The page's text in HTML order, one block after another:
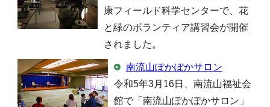
康フィールド科学センターで、花
と緑のボランティア講習会が開催
されました。
南流山ぽかぽかサロン
令和5年3月16日、南流山福祉会
館で「南流山ぽかぽかサロン」